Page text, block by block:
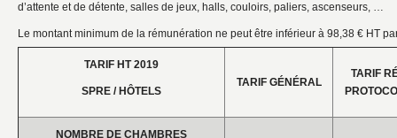
d’attente et de détente, salles de jeux, halls, couloirs, paliers, ascenseurs, …
Le montant minimum de la rémunération ne peut être inférieur à 98,38 € HT
TARIF HT 2019
SPRE / HÔTELS
TARIF GÉNÉRAL
TARIF
NOMBRE DE CHAMBRES